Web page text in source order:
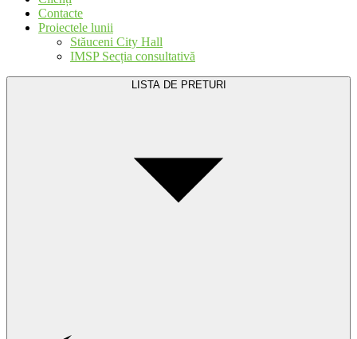
Contacte
Proiectele lunii
Stăuceni City Hall
IMSP Secția consultativă
LISTA DE PRETURI